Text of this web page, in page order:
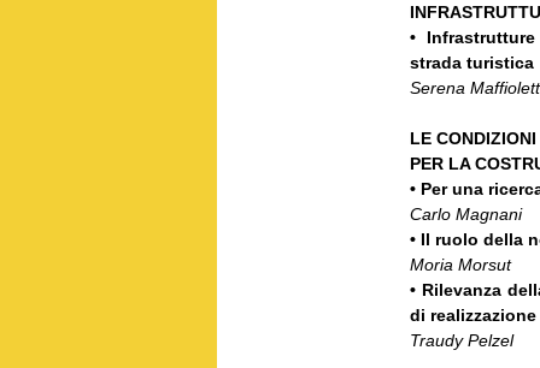
•
strada turistica
Serena
LE
PER LA
• Per una
Carlo Magnani
• Il ruolo della
Moria Morsut
• Rilevanza
di
Traudy Pelzel